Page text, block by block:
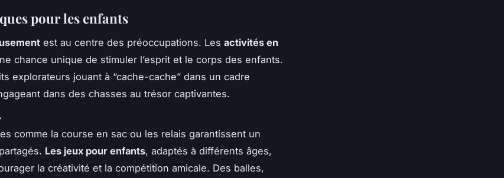
pour les enfants
est au centre des préoccupations. Les activités en
chance unique de stimuler l’esprit et le corps des enfants.
explorateurs jouant à “cache-cache” dans un cadre
dans des chasses au trésor captivantes.
comme la course en sac ou les relais garantissent un
Les jeux pour enfants, adaptés à différents âges,
la créativité et la compétition amicale. Des balles,